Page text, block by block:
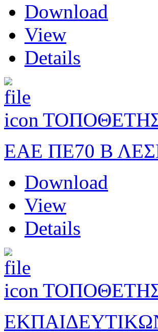
Download
View
Details
ΕΑΕ ΠΕ70 Β
Download
View
Details